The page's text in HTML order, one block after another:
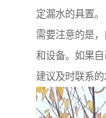
定漏水的具置。
需要注意的是
和设备。如果自
建议及时联系的